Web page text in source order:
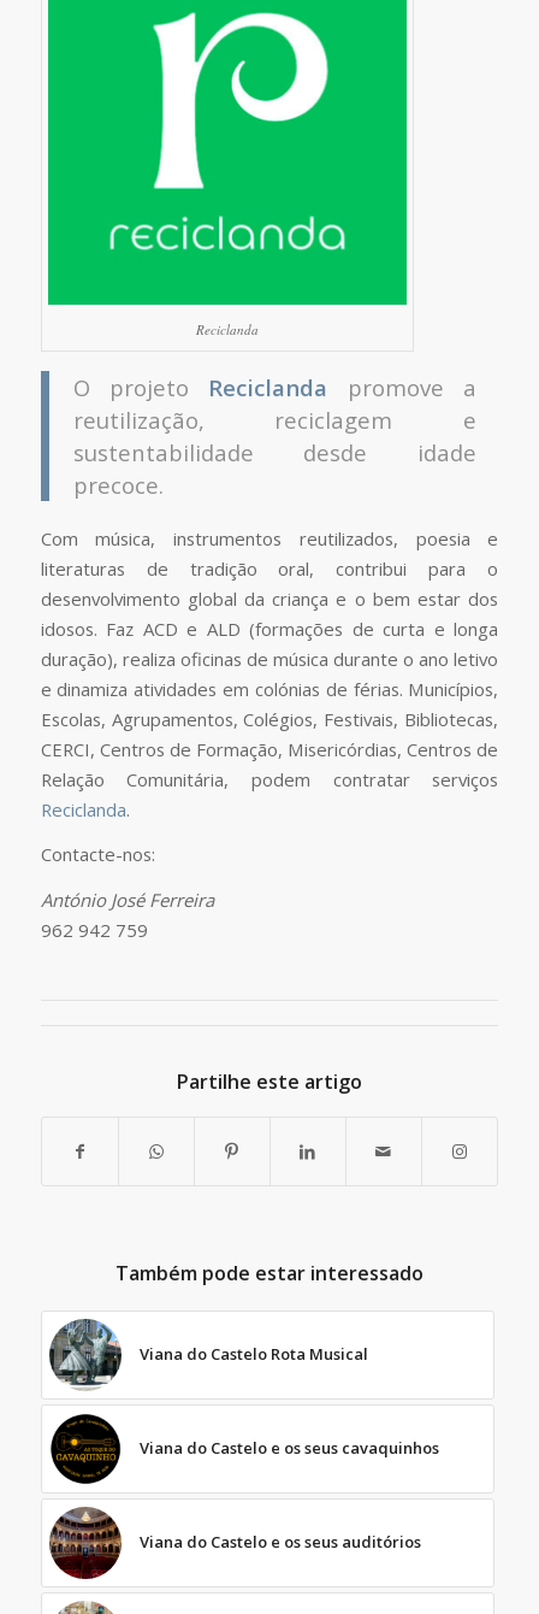
Reciclanda
O projeto Reciclanda promove a
reutilização, reciclagem e
sustentabilidade desde idade
precoce.
Com música, instrumentos reutilizados, poesia e
literaturas de tradição oral, contribui para o
desenvolvimento global da criança e o bem estar dos
idosos. Faz ACD e ALD (formações de curta e longa
duração), realiza oficinas de música durante o ano letivo
e dinamiza atividades em colónias de férias. Municípios,
Escolas, Agrupamentos, Colégios, Festivais, Bibliotecas,
CERCI, Centros de Formação, Misericórdias, Centros de
Relação Comunitária, podem contratar serviços
Reciclanda.
Contacte-nos:
António José Ferreira
962 942 759
Partilhe este artigo
Também pode estar interessado
Viana do Castelo Rota Musical
Viana do Castelo e os seus cavaquinhos
Viana do Castelo e os seus auditórios